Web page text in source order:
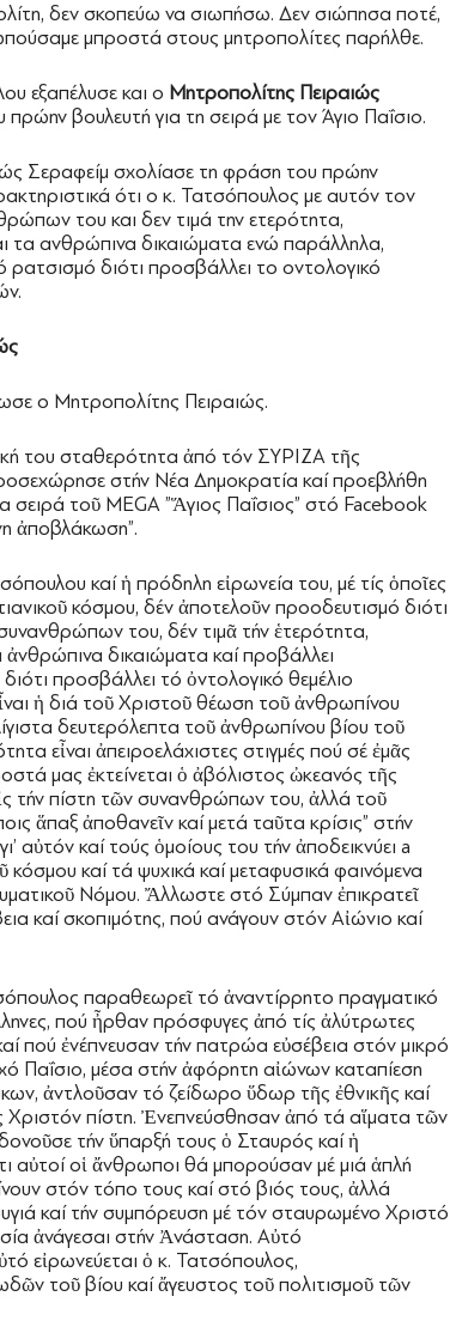
δεν σκοπεύω να σιωπήσω. Δεν σιώπησα ποτέ,
μπροστά στους μητροπολίτες παρήλθε.
εξαπέλυσε και ο Μητροπολίτης Πειραιώς
πρώην βουλευτή για τη σειρά με τον Άγιο Παΐσιο.
Σεραφείμ σχολίασε τη φράση του πρώην
ότι ο κ. Τατσόπουλος με αυτόν τον
του και δεν τιμά την ετερότητα,
τα ανθρώπινα δικαιώματα ενώ παράλληλα,
διότι προσβάλλει το οντολογικό
ο Μητροπολίτης Πειραιώς.
του σταθερότητα ἀπό τόν ΣΥΡΙΖΑ τῆς
στήν Νέα Δημοκρατία καί προεβλήθη
τοῦ MEGA ”Ἅγιος Παΐσιος” στό Facebook
ἀποβλάκωση”.
καί ἡ πρόδηλη εἰρωνεία του, μέ τίς ὁποῖες
κόσμου, δέν ἀποτελοῦν προοδευτισμό διότι
του, δέν τιμᾶ τήν ἑτερότητα,
ἀνθρώπινα δικαιώματα καί προβάλλει
προσβάλλει τό ὀντολογικό θεμέλιο
ἡ διά τοῦ Χριστοῦ θέωση τοῦ ἀνθρωπίνου
δευτερόλεπτα τοῦ ἀνθρωπίνου βίου τοῦ
εἶναι ἀπειροελάχιστες στιγμές πού σέ ἐμᾶς
μας ἐκτείνεται ὁ ἀβόλιστος ὠκεανός τῆς
τήν πίστη τῶν συνανθρώπων του, ἀλλά τοῦ
ἅπαξ ἀποθανεῖν καί μετά ταῦτα κρίσις” στήν
αὐτόν καί τούς ὁμοίους του τήν ἀποδεικνύει a
καί τά ψυχικά καί μεταφυσικά φαινόμενα
Νόμου. Ἄλλωστε στό Σύμπαν ἐπικρατεῖ
καί σκοπιμότης, πού ανάγουν στόν Αἰώνιο καί
παραθεωρεῖ τό ἀναντίρρητο πραγματικό
πού ἦρθαν πρόσφυγες ἀπό τίς ἀλύτρωτες
πού ἐνέπνευσαν τήν πατρώα εὐσέβεια στόν μικρό
Παΐσιο, μέσα στήν ἀφόρητη αἰώνων καταπίεση
ἀντλοῦσαν τό ζείδωρο ὕδωρ τῆς ἐθνικῆς καί
Χριστόν πίστη. Ἐνεπνεύσθησαν ἀπό τά αἵματα τῶν
τήν ὕπαρξή τους ὁ Σταυρός καί ἡ
οἱ ἄνθρωποι θά μπορούσαν μέ μιά ἁπλή
στόν τόπο τους καί στό βιός τους, ἀλλά
καί τήν συμπόρευση μέ τόν σταυρωμένο Χριστό
ἀνάγεσαι στήν Ἀνάσταση. Αὐτό
εἰρωνεύεται ὁ κ. Τατσόπουλος,
τοῦ βίου καί ἄγευστος τοῦ πολιτισμοῦ τῶν